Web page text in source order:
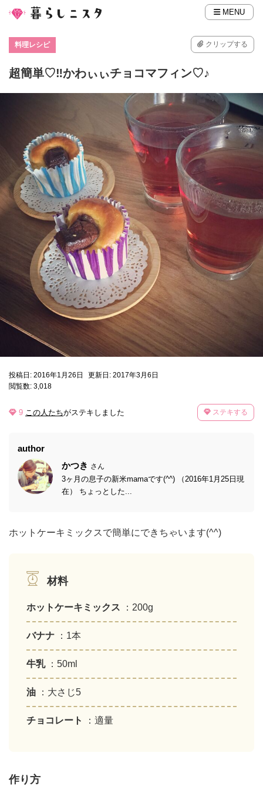
MENU
料理レシピ クリップする
超簡単♡‼︎かわぃぃチョコマフィン♡♪
投稿日: 2016年1月26日
更新日: 2017年3月6日
閲覧数: 3,018
9 この人たちがステキしました ステキする
author
かつき さん
3ヶ月の息子の新米mamaです(^^) （2016年1月25日現
在） ちょっとした...
ホットケーキミックスで簡単にできちゃいます(^^)
材料
ホットケーキミックス ：200g
バナナ ：1本
牛乳 ：50ml
油 ：大さじ5
チョコレート ：適量
作り方